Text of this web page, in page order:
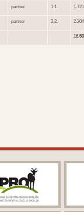
partner 1.1.
partner 2.2.